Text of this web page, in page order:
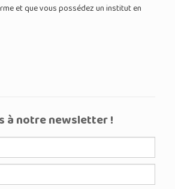
et que vous possédez un institut en
à notre newsletter !